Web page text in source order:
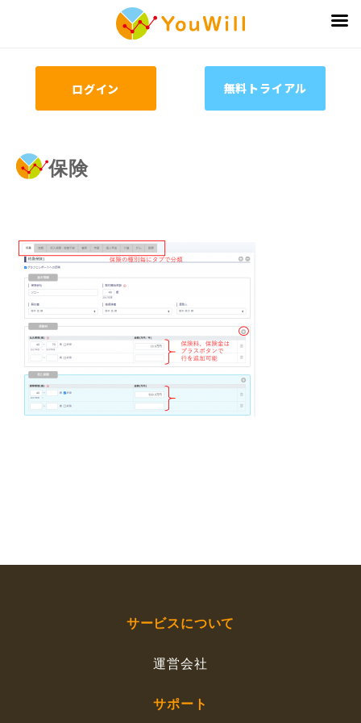
ログイン 無料トライアル
保険
サービスについて
運営会社
サポート